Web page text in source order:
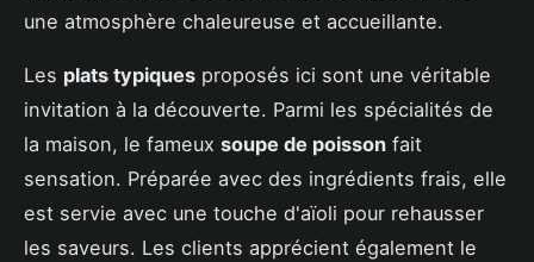
une atmosphère chaleureuse et accueillante.
Les plats typiques proposés ici sont une véritable
invitation à la découverte. Parmi les spécialités de
la maison, le fameux soupe de poisson fait
sensation. Préparée avec des ingrédients frais, elle
est servie avec une touche d'aïoli pour rehausser
les saveurs. Les clients apprécient également le